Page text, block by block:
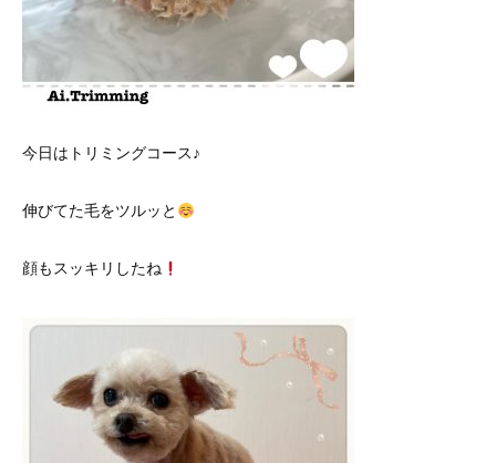
今日はトリミングコース♪
伸びてた毛をツルッと
顔もスッキリしたね